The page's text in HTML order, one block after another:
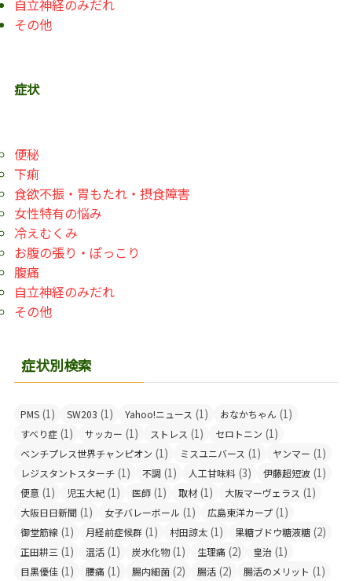
自立神経のみだれ
その他
症状
便秘
下痢
食欲不振・胃もたれ・摂食障害
女性特有の悩み
冷えむくみ
お腹の張り・ぽっこり
腹痛
自立神経のみだれ
その他
症状別検索
PMS (1) SW203 (1) Yahoo!ニュース (1) おなかちゃん (1)
すべり症 (1) サッカー (1) ストレス (1) セロトニン (1)
ベンチプレス世界チャンピオン (1) ミスユニバース (1) ヤンマー (1)
レジスタントスターチ (1) 不調 (1) 人工甘味料 (3) 伊藤超短波 (1)
便意 (1) 児玉大紀 (1) 医師 (1) 取材(1) 大阪マーヴェラス (1)
大阪日日新聞 (1) 女子バレーボール (1) 広島東洋カープ (1)
御堂筋線 (1) 月経前症候群 (1) 村田諒太 (1) 果糖ブドウ糖液糖 (2)
正田耕三 (1) 温活 (1) 炭水化物(1) 生理痛 (2) 皇治 (1)
目黒優佳 (1) 腰痛 (1) 腸内細菌 (2) 腸活 (2) 腸活のメリット (1)